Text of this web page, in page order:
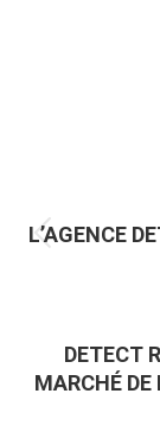
ARTICLE
L’AGENCE
DETECT
MARCHÉ